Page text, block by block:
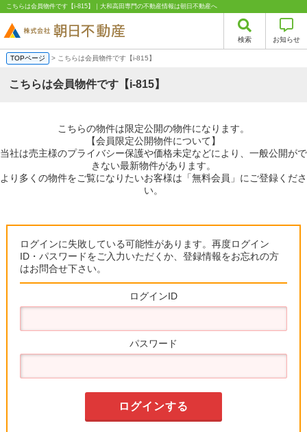
こちらは会員物件です【i-815】｜大和高田専門の不動産情報は朝日不動産へ
検索 お知らせ
TOPページ > こちらは会員物件です【i-815】
こちらは会員物件です【i-815】
こちらの物件は限定公開の物件になります。
【会員限定公開物件について】
当社は売主様のプライバシー保護や価格未定などにより、一般公開がで
きない最新物件があります。
より多くの物件をご覧になりたいお客様は「無料会員」にご登録くださ
い。
ログインに失敗している可能性があります。再度ログイン
ID・パスワードをご入力いただくか、登録情報をお忘れの方
はお問合せ下さい。
ログインID
パスワード